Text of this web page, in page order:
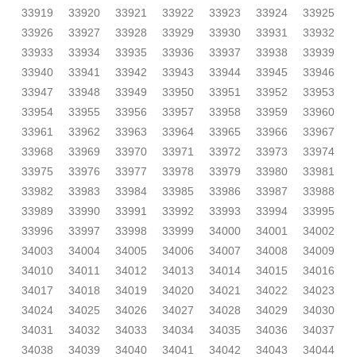
33919
33920 33921 33922 33923 33924
33925
33926
33927 33928 33929 33930 33931
33932
33933
33934 33935 33936 33937 33938
33939
33940
33941 33942 33943 33944 33945
33946
33947
33948 33949 33950 33951 33952
33953
33954
33955 33956 33957 33958 33959
33960
33961
33962 33963 33964 33965 33966
33967
33968
33969 33970 33971 33972 33973
33974
33975
33976 33977 33978 33979 33980
33981
33982
33983 33984 33985 33986 33987
33988
33989
33990 33991 33992 33993 33994
33995
33996
33997 33998 33999 34000 34001
34002
34003
34004 34005 34006 34007 34008
34009
34010
34011 34012 34013 34014 34015
34016
34017
34018 34019 34020 34021 34022
34023
34024
34025 34026 34027 34028 34029
34030
34031
34032 34033 34034 34035 34036
34037
34038
34039 34040 34041 34042 34043
34044